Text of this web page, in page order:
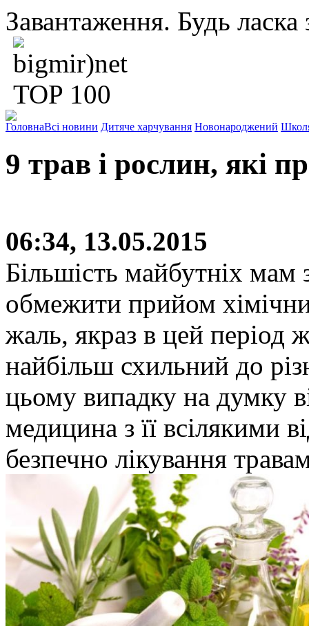
Завантаження. Будь ласка
ГоловнаВсі новини Дитяче харчування Новонароджений
9 трав і рослин, які
06:34, 13.05.2015
Більшість майбутніх мам
обмежити прийом
жаль, якраз в цей період
найбільш схильний до
цьому випадку на думку
медицина з її всілякими
безпечно лікування